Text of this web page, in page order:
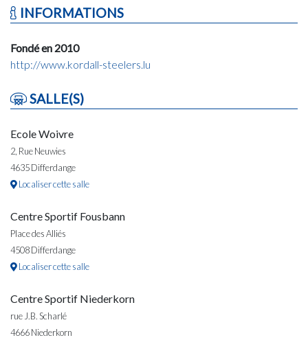
INFORMATIONS
Fondé en 2010
http://www.kordall-steelers.lu
SALLE(S)
Ecole Woivre
2, Rue Neuwies
4635 Differdange
Localiser cette salle
Centre Sportif Fousbann
Place des Alliés
4508 Differdange
Localiser cette salle
Centre Sportif Niederkorn
rue J.B. Scharlé
4666 Niederkorn